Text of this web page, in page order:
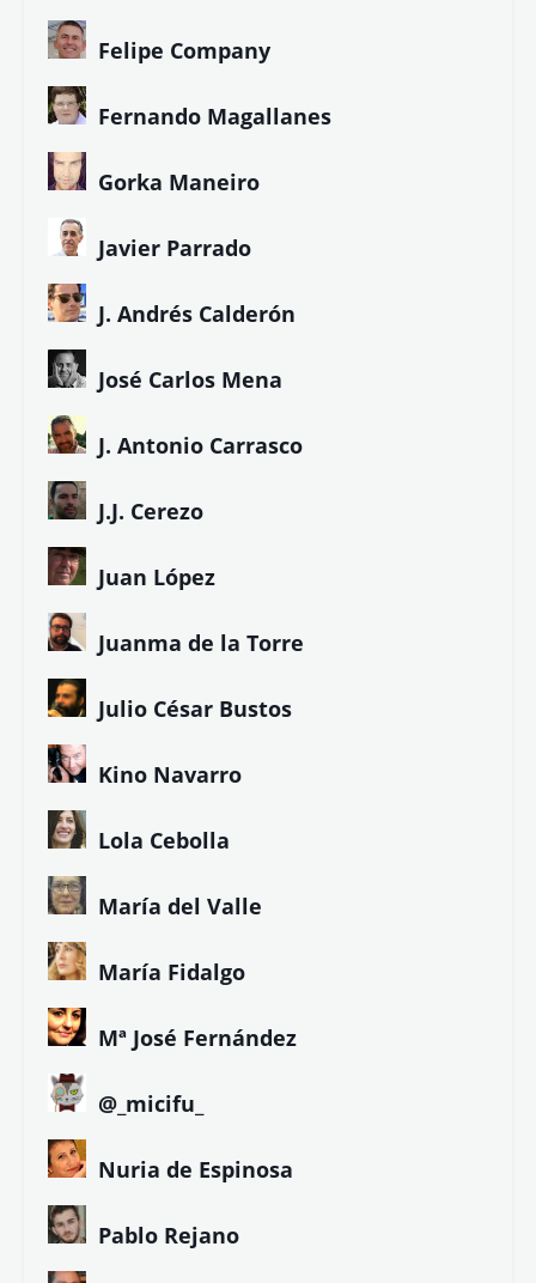
Felipe Company
Fernando Magallanes
Gorka Maneiro
Javier Parrado
J. Andrés Calderón
José Carlos Mena
J. Antonio Carrasco
J.J. Cerezo
Juan López
Juanma de la Torre
Julio César Bustos
Kino Navarro
Lola Cebolla
María del Valle
María Fidalgo
Mª José Fernández
@_micifu_
Nuria de Espinosa
Pablo Rejano